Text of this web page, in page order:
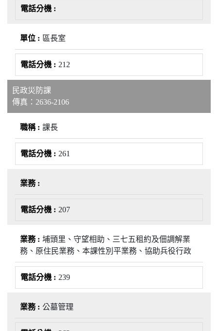
區長室
212
民政災防課
傳真：2636-2106
課長
261
207
埔頭里、守望相助、三七五租約及佃調解業
務、原住民業務、本課性別平業務、協助兵役行政
239
公墓管理